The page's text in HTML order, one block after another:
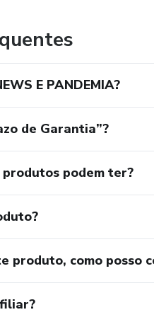
E PANDEMIA?
de Garantia”?
podem ter?
produto, como posso